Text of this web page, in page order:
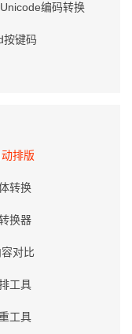
编码转换
按键码
排版
转换
换器
对比
工具
工具